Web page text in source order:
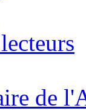
de